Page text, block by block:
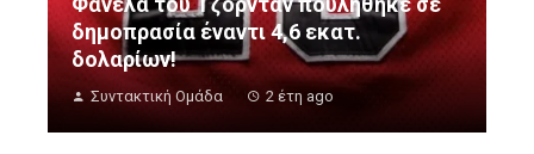
δημοπρασία έναντι 4,6 εκατ.
δολαρίων!
Συντακτική Ομάδα 2 έτη ago